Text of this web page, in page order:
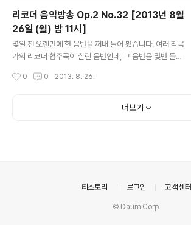
텟! 창단 30주년을 향해가는 그들의 행보에 찬사를 보내
며, 오늘 밤 11시에 만나 봅니다~! ^^ ● 방송일시 : 2013
년 9월 2일 (월) 밤 11시 ● 청취방법 : 선택 ① 아래 세이
라디오 플레이 버튼 누르기. 또는 세이라디오 설치 후 '리코
더 음악방송' 검색. 세이라디오 설치 -> 클릭 선택 ② 윈앰
추가에 붙여넣기. 선택 ③ 스마트폰의 경우 우측에서 기종
리코더 음악방송 Op.2 No.32 [2013년 8월
26일 (월) 밤 11시]
몇일 전 오랜만에 한 음반을 꺼내 들어 봤습니다. 여러 작곡
가의 리코더 협주곡이 실린 음반인데, 그 음반을 몇번 들어
다. 어? 어? 어!!!! 했던 것이죠.. 결국 나름대로 내린 결론
니다. ^^ 오늘 방송은 어떨까요? 오늘 월요일 밤 11시에 만
0 0 2013. 8. 26.
더보기
티스토리 로그인 고객센터
© Daum Corp.